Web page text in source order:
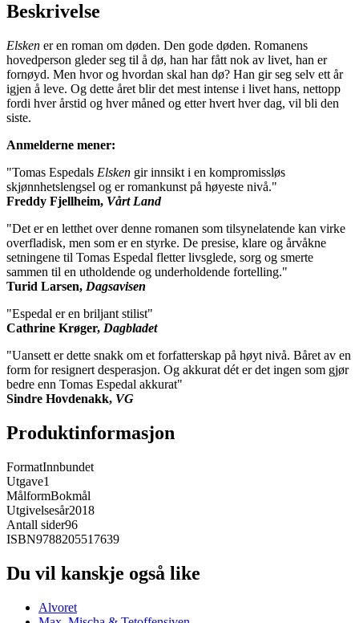
Beskrivelse
Elsken er en roman om døden. Den gode døden. Romanens
hovedperson gleder seg til å dø, han har fått nok av livet, han er
fornøyd. Men hvor og hvordan skal han dø? Han gir seg selv ett år
igjen å leve. Og dette året blir det mest intense i livet hans, nettopp
fordi hver årstid og hver måned og etter hvert hver dag, vil bli den
siste.
Anmelderne mener:
"Tomas Espedals Elsken gir innsikt i en kompromissløs
skjønnhetslengsel og er romankunst på høyeste nivå."
Freddy Fjellheim, Vårt Land
"Det er en letthet over denne romanen som tilsynelatende kan virke
overfladisk, men som er en styrke. De presise, klare og årvåkne
setningene til Tomas Espedal fletter livsglede, sorg og smerte
sammen til en utholdende og underholdende fortelling."
Turid Larsen, Dagsavisen
"Espedal er en briljant stilist"
Cathrine Krøger, Dagbladet
"Uansett er dette snakk om et forfatterskap på høyt nivå. Båret av en
form for resignert desperasjon. Og akkurat dét er det ingen som gjør
bedre enn Tomas Espedal akkurat"
Sindre Hovdenakk, VG
Produktinformasjon
FormatInnbundet
Utgave1
MålformBokmål
Utgivelsesår2018
Antall sider96
ISBN9788205517639
Du vil kanskje også like
Alvoret